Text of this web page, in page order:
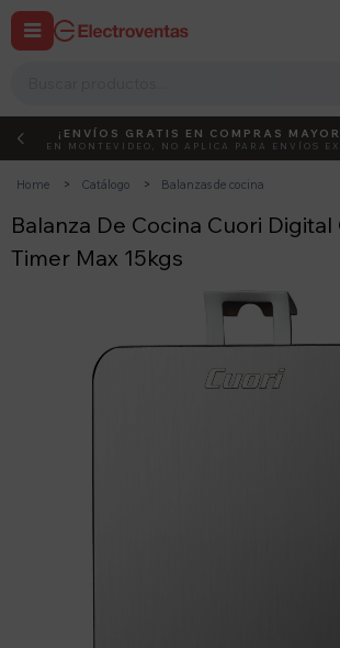

DEBUT ACTIVÁ EL
¡ENVÍOS GRATIS EN COMPRAS
EN MONTEVIDEO, NO APLICA PARA ENVÍOS
Home Catálogo Balanzas de cocina
Balanza De Cocina Cuori Digital
Timer Max 15kgs